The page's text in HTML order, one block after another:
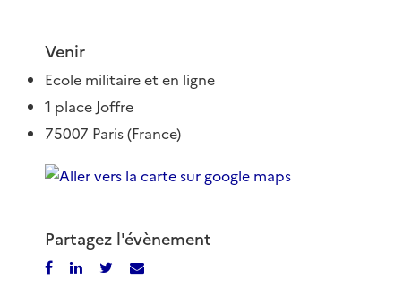
Venir
Ecole militaire et en ligne
1 place Joffre
75007 Paris (France)
Partagez l'évènement